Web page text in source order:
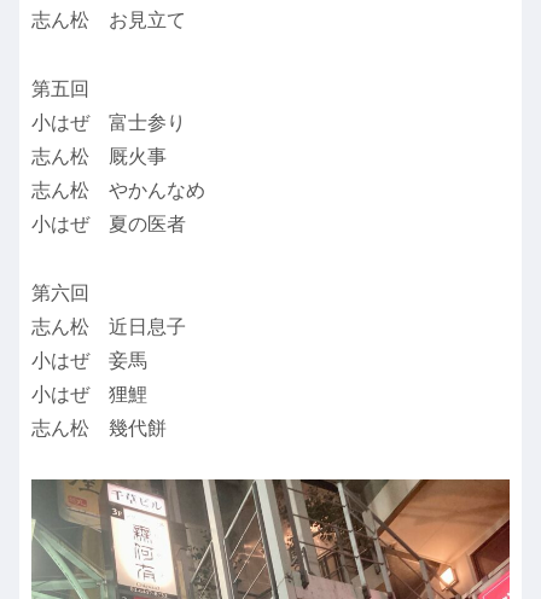
志ん松 お見立て
第五回
小はぜ 富士参り
志ん松 厩火事
志ん松 やかんなめ
小はぜ 夏の医者
第六回
志ん松 近日息子
小はぜ 妾馬
小はぜ 狸鯉
志ん松 幾代餅